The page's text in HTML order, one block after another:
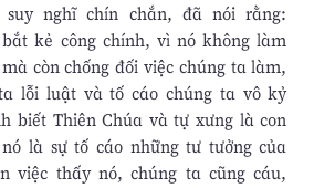
nghĩ chín chắn, đã nói rằng:
kẻ công chính, vì nó không làm
còn chống đối việc chúng ta làm,
lỗi luật và tố cáo chúng ta vô kỷ
biết Thiên Chúa và tự xưng là con
là sự tố cáo những tư tưởng của
việc thấy nó, chúng ta cũng cáu,